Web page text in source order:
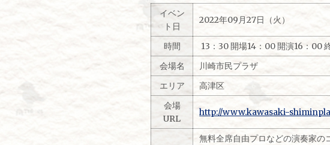
イベン
ト日
2022年09月27日（火）
時間
13：30 開場14：00 開演16：00
会場名
川崎市民プラザ
エリア
高津区
会場
URL
http://www.kawasaki-
無料全席自由プロなどの演奏家